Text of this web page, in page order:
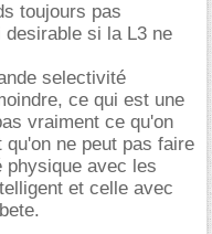
toujours pas
si la L3 ne
selectivité
ce qui est une
vraiment ce qu'on
ne peut pas faire
physique avec les
et celle avec